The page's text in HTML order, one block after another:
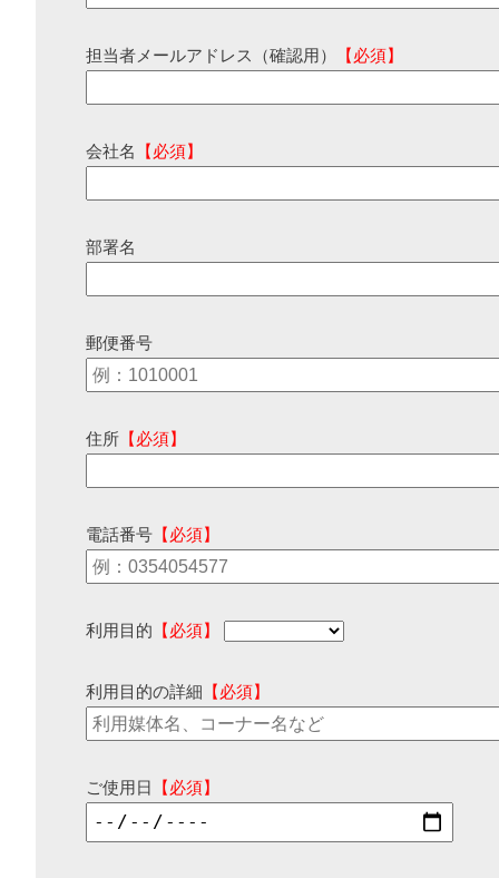
担当者メールアドレス（確認用） 【必須】
会社名 【必須】
部署名
郵便番号
住所 【必須】
電話番号 【必須】
利用目的 【必須】
利用目的の詳細 【必須】
ご使用日 【必須】